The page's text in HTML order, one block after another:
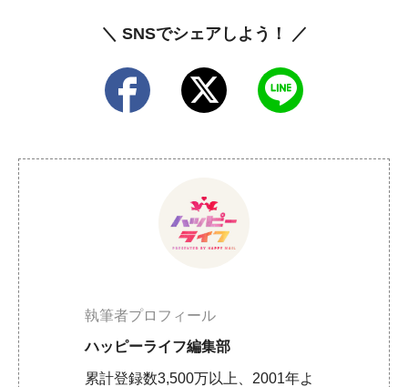
＼ SNSでシェアしよう！ ／
執筆者プロフィール
ハッピーライフ編集部
累計登録数3,500万以上、2001年よ